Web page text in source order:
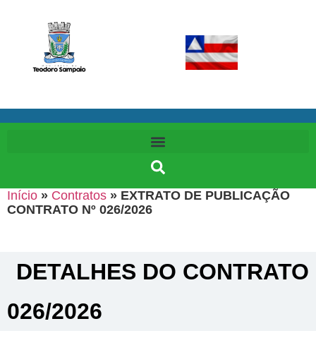
Início » Contratos » EXTRATO DE PUBLICAÇÃO
CONTRATO Nº 026/2026
DETALHES DO CONTRATO​
026/2026